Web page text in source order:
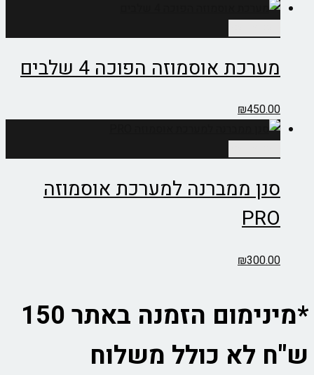
מערכת אוסמוזה הפוכה 4 שלבים
₪450.00
סנן ממברנה למערכת אוסמוזה
PRO
₪300.00
*מינימום הזמנה באתר 150
ש"ח לא כולל משלוח